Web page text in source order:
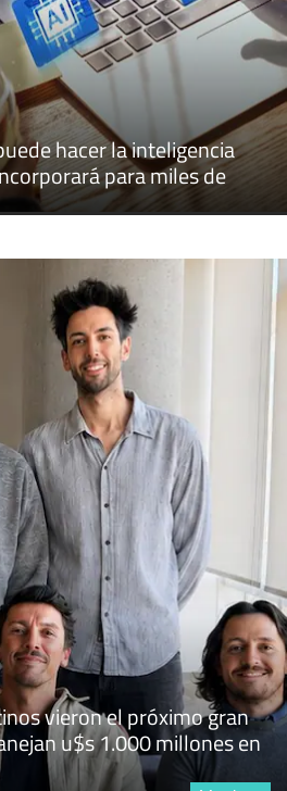
hacer la inteligencia
para miles de
vieron el próximo gran
u$s 1.000 millones en